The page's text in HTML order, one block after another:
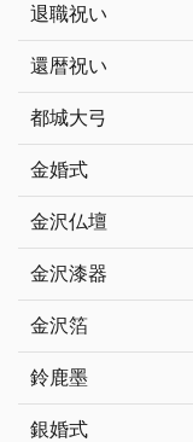
退職祝い
還暦祝い
都城大弓
金婚式
金沢仏壇
金沢漆器
金沢箔
鈴鹿墨
銀婚式